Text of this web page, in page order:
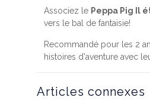
Associez le Peppa Pig Il
vers le bal de fantaisie!
Recommandé pour les 2
histoires d'aventure avec
Articles connexes